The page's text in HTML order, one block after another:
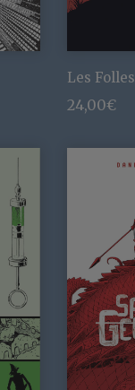
Les Folles
24,00€